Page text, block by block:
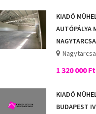
KIADÓ
AUTÓPÁLYA
1 320 000
KIADÓ
BUDAPEST